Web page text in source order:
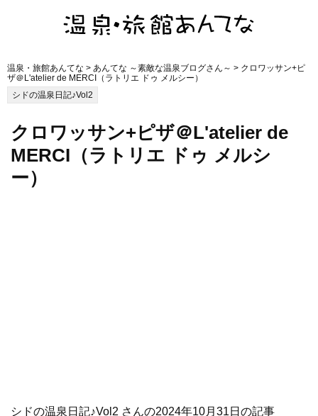
温泉・旅館あんてな > あんてな ～素敵な温泉ブログさん～ > クロワッサン+ピ
ザ＠L'atelier de MERCI（ラトリエ ドゥ メルシー）
シドの温泉日記♪Vol2
クロワッサン+ピザ＠L'atelier de
MERCI（ラトリエ ドゥ メルシ
ー）
シドの温泉日記♪Vol2 さんの2024年10月31日の記事